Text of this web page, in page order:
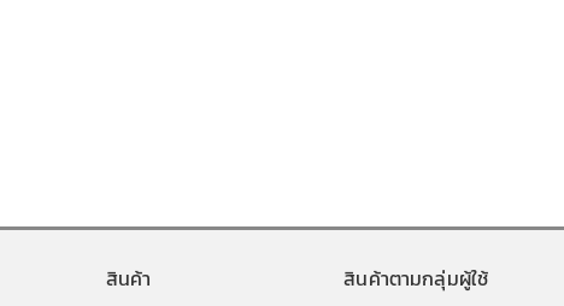
สินค้า สินค้าตามกลุ่มผู้ใช้